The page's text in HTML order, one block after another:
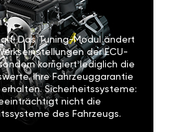
Das Tuning-Modul ändert
der ECU-
korrigiert lediglich die
Ihre Fahrzeuggarantie
Sicherheitssysteme:
nicht die
des Fahrzeugs.